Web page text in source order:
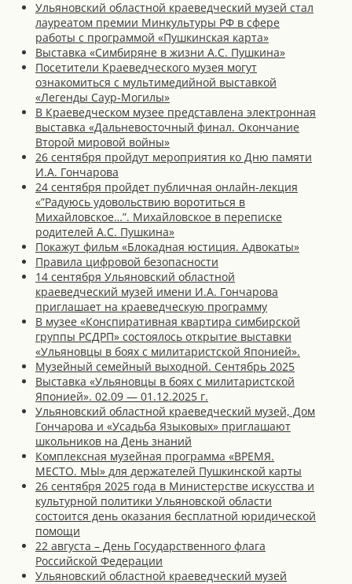
Ульяновский областной краеведческий музей стал
лауреатом премии Минкультуры РФ в сфере
работы с программой «Пушкинская карта»
Выставка «Симбиряне в жизни А.С. Пушкина»
Посетители Краеведческого музея могут
ознакомиться с мультимедийной выставкой
«Легенды Саур-Могилы»
В Краеведческом музее представлена электронная
выставка «Дальневосточный финал. Окончание
Второй мировой войны»
26 сентября пройдут мероприятия ко Дню памяти
И.А. Гончарова
24 сентября пройдет публичная онлайн-лекция
«”Радуюсь удовольствию воротиться в
Михайловское…”. Михайловское в переписке
родителей А.С. Пушкина»
Покажут фильм «Блокадная юстиция. Адвокаты»
Правила цифровой безопасности
14 сентября Ульяновский областной
краеведческий музей имени И.А. Гончарова
приглашает на краеведческую программу
В музее «Конспиративная квартира симбирской
группы РСДРП» состоялось открытие выставки
«Ульяновцы в боях с милитаристской Японией».
Музейный семейный выходной. Сентябрь 2025
Выставка «Ульяновцы в боях с милитаристской
Японией». 02.09 — 01.12.2025 г.
Ульяновский областной краеведческий музей, Дом
Гончарова и «Усадьба Языковых» приглашают
школьников на День знаний
Комплексная музейная программа «ВРЕМЯ.
МЕСТО. МЫ» для держателей Пушкинской карты
26 сентября 2025 года в Министерстве искусства и
культурной политики Ульяновской области
состоится день оказания бесплатной юридической
помощи
22 августа – День Государственного флага
Российской Федерации
Ульяновский областной краеведческий музей